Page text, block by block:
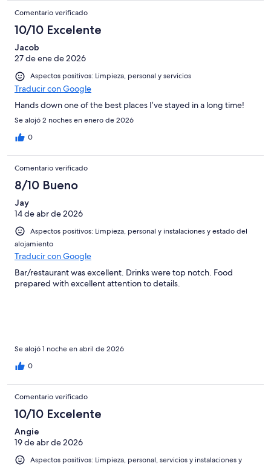
Comentario verificado
10/10 Excelente
Jacob
27 de ene de 2026
Aspectos positivos: Limpieza, personal y servicios
Traducir con Google
Hands down one of the best places I’ve stayed in a long time!
Se alojó 2 noches en enero de 2026
0
Comentario verificado
8/10 Bueno
Jay
14 de abr de 2026
Aspectos positivos: Limpieza, personal y instalaciones y estado del
alojamiento
Traducir con Google
Bar/restaurant was excellent. Drinks were top notch. Food
prepared with excellent attention to details.
Se alojó 1 noche en abril de 2026
0
Comentario verificado
10/10 Excelente
Angie
19 de abr de 2026
Aspectos positivos: Limpieza, personal, servicios y instalaciones y